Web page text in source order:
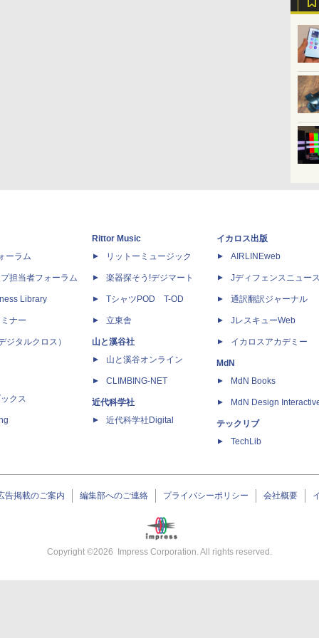
ーラム
担当者フォーラム
Library
ナー
ジタルクロス）
クス
Rittor Music
リットーミュージック
楽器探そう!デジマート
TシャツPOD T-OD
立東舎
山と溪谷社
山と溪谷オンライン
CLIMBING-NET
近代科学社
近代科学社Digital
イカロス出版
AIRLINEweb
Jディフェンスニュー
通訳翻訳ジャーナル
JレスキューWeb
イカロスアカデミー
MdN
MdN Books
MdN Design
テックリブ
TechLib
告掲載のご案内 編集部へのご連絡 プライバシーポリシー 会社概要
Copyright ©2026 Impress Corporation. All rights reserved.